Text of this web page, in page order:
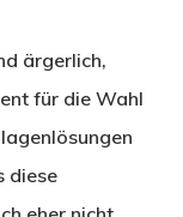
ärgerlich,
für die Wahl
diese